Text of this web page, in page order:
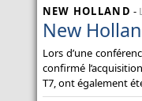
NEW HOLLAND -
New
Lors d’une
confirmé
T7, ont également